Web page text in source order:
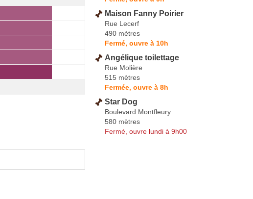
Maison Fanny Poirier
Rue Lecerf
490 mètres
Fermé, ouvre à 10h
Angélique toilettage
Rue Molière
515 mètres
Fermée, ouvre à 8h
Star Dog
Boulevard Montfleury
580 mètres
Fermé, ouvre lundi à 9h00